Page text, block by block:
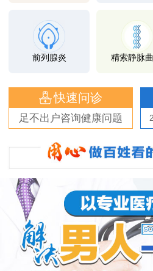
前列腺炎 精索静脉
快速问诊
足不出户咨询健康问题